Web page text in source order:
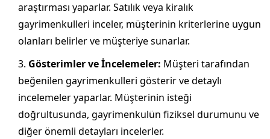
araştırması yaparlar. Satılık veya kiralık
gayrimenkulleri inceler, müşterinin kriterlerine uygun
olanları belirler ve müşteriye sunarlar.
Gösterimler ve İncelemeler: Müşteri tarafından
beğenilen gayrimenkulleri gösterir ve detaylı
incelemeler yaparlar. Müşterinin isteği
doğrultusunda, gayrimenkulün fiziksel durumunu ve
diğer önemli detayları incelerler.